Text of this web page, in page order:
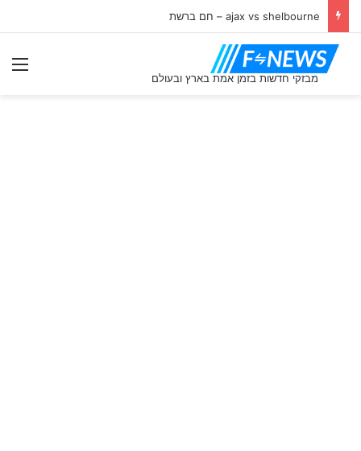
ajax vs shelbourne – חם ברשת